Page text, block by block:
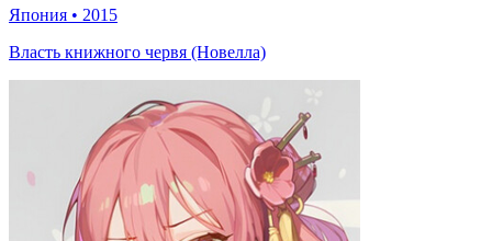
Япония • 2015
Власть книжного червя (Новелла)